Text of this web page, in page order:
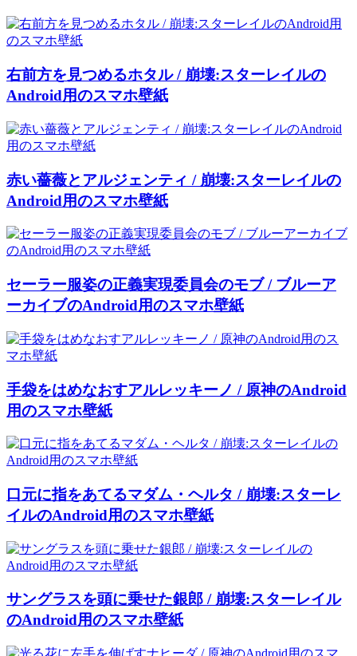
右前方を見つめるホタル / 崩壊:スターレイルの
Android用のスマホ壁紙
赤い薔薇とアルジェンティ / 崩壊:スターレイルの
Android用のスマホ壁紙
セーラー服姿の正義実現委員会のモブ / ブルーア
ーカイブのAndroid用のスマホ壁紙
手袋をはめなおすアルレッキーノ / 原神のAndroid
用のスマホ壁紙
口元に指をあてるマダム・ヘルタ / 崩壊:スターレ
イルのAndroid用のスマホ壁紙
サングラスを頭に乗せた銀郎 / 崩壊:スターレイル
のAndroid用のスマホ壁紙